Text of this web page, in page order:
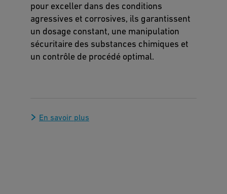
pour exceller dans des conditions
agressives et corrosives, ils garantissent
un dosage constant, une manipulation
sécuritaire des substances chimiques et
un contrôle de procédé optimal.
En savoir plus